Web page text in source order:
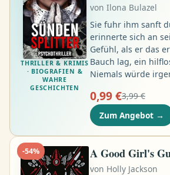
THRILLER & KRIMIS
· BIOGRAFIEN &
WAHRE
GESCHICHTEN
von Ilona Bulazel
Sie fuhr ihm sanft
erinnerte sich an
Gefühl, als er das
Bauch lag, ein
Niemals würde
Dinge, die er getan
würde ihr Kind
oder? Wer ist die
von der
ein zunächst
Gespräch
0,99 €3,99 €
Zum Angebot →
-54% A Good Girl's
von Holly Jackson